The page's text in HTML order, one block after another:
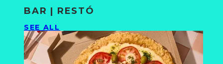
BAR | RESTÓ
SEE ALL